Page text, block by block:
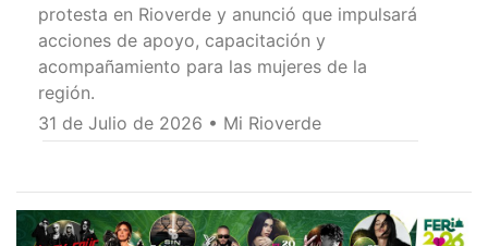
protesta en Rioverde y anunció que impulsará
acciones de apoyo, capacitación y
acompañamiento para las mujeres de la
región.
31 de Julio de 2026 • Mi Rioverde